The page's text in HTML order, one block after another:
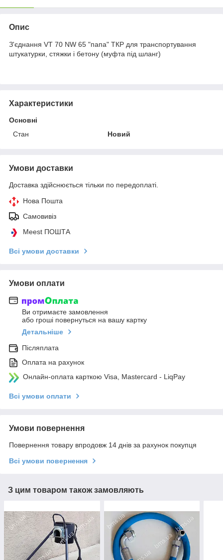
Опис
З'єднання VT 70 NW 65 "папа" ТКР для транспортування
штукатурки, стяжки і бетону (муфта під шланг)
Характеристики
Основні
Стан
Новий
Умови доставки
Доставка здійснюється тільки по передоплаті.
Нова Пошта
Самовивіз
Meest ПОШТА
Всі умови доставки
Умови оплати
Ви отримаєте замовлення
або гроші повернуться на вашу картку
Детальніше
Післяплата
Оплата на рахунок
Онлайн-оплата карткою Visa, Mastercard - LiqPay
Всі умови оплати
Умови повернення
Повернення товару впродовж 14 днів за рахунок покупця
Всі умови повернення
З цим товаром також замовляють